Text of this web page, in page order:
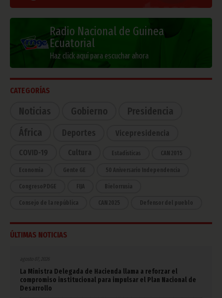
Radio Nacional de Guinea
Ecuatorial
Haz click aquí para escuchar ahora
CATEGORÍAS
Noticias Gobierno
Presidencia
África
Deportes Vicepresidencia
COVID-19 Cultura Estadísticas CAN 2015
Economía Gente GE 50 Aniversario Independencia
CongresoPDGE FIJA Bielorrusia
Consejo de la república CAN 2025 Defensor del pueblo
ÚLTIMAS NOTICIAS
agosto 07, 2026
La Ministra Delegada de Hacienda llama a reforzar el
compromiso institucional para impulsar el Plan Nacional de
Desarrollo